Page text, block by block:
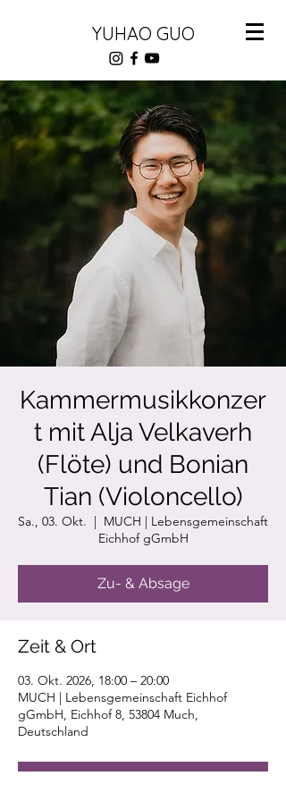
YUHAO GUO
Kammermusikkonzer
t mit Alja Velkaverh
(Flöte) und Bonian
Tian (Violoncello)
Sa., 03. Okt.
  |
MUCH | Lebensgemeinschaft
Eichhof gGmbH
Zu- & Absage
Zeit & Ort
03. Okt. 2026, 18:00 – 20:00
MUCH | Lebensgemeinschaft Eichhof
gGmbH, Eichhof 8, 53804 Much,
Deutschland